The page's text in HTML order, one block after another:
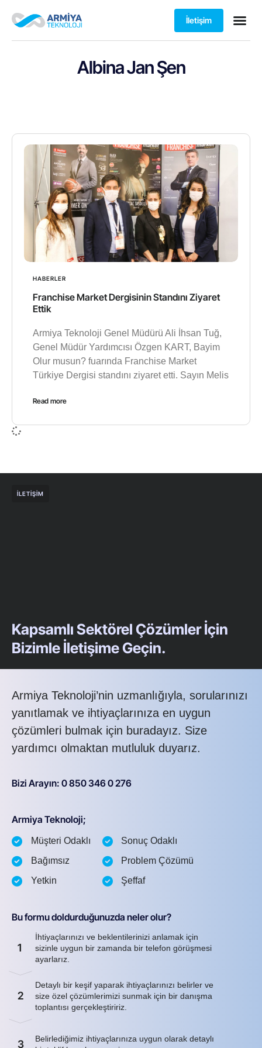
İletişim
Albina Jan Şen
HABERLER
Franchise Market Dergisinin Standını Ziyaret
Ettik
Armiya Teknoloji Genel Müdürü Ali İhsan Tuğ,
Genel Müdür Yardımcısı Özgen KART, Bayim
Olur musun? fuarında Franchise Market
Türkiye Dergisi standını ziyaret etti. Sayın Melis
Read more
İLETIŞIM
Kapsamlı Sektörel Çözümler İçin
Bizimle İletişime Geçin.
Armiya Teknoloji’nin uzmanlığıyla, sorularınızı
yanıtlamak ve ihtiyaçlarınıza en uygun
çözümleri bulmak için buradayız. Size
yardımcı olmaktan mutluluk duyarız.
Bizi Arayın: 0 850 346 0 276
Armiya Teknoloji;
Müşteri Odaklı
Bağımsız
Yetkin
Sonuç Odaklı
Problem Çözümü
Şeffaf
Bu formu doldurduğunuzda neler olur?
1
İhtiyaçlarınızı ve beklentilerinizi anlamak için
sizinle uygun bir zamanda bir telefon görüşmesi
ayarlarız.
2
Detaylı bir keşif yaparak ihtiyaçlarınızı belirler ve
size özel çözümlerimizi sunmak için bir danışma
toplantısı gerçekleştiririz.
3
Belirlediğimiz ihtiyaçlarınıza uygun olarak detaylı